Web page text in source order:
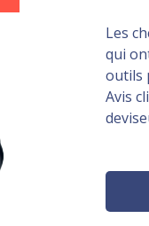
Les
qui
outils
Avis